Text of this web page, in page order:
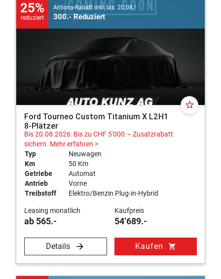
25%
reduziert
Aktions-Rabatt inkl. bis 20.08.!
300.- Reduziert
star_border
Ford Tourneo Custom Titanium X L2H1
8-Plätzer
Bis 20.08.2026: Bis zu CHF 5'000.– Zusatzrabatt
sichern. Mehr erfahren >
Typ
Neuwagen
Km
50 Km
Getriebe
Automat
Antrieb
Vorne
Treibstoff
Elektro/Benzin Plug-in-Hybrid
Leasing monatlich
ab 565.-
Kaufpreis
54’689.-
Details Kaufen shopping_cart